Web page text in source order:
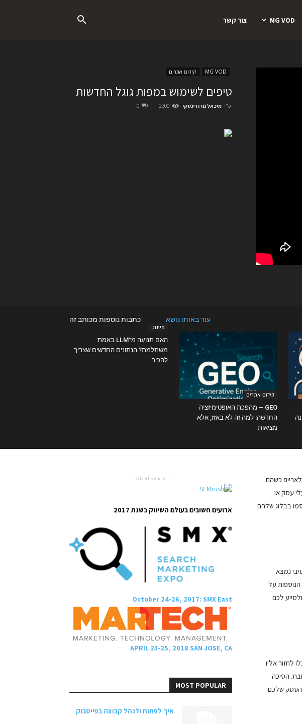
MG VOD צור קשר
MG VOD קידום אתרים
טיפים לשימוש במפות גוגל החדשות
ע"י מיכאל גורודינסקי -
2300
0
עוד באותו נושא כתבות נוספות מכותב זה
קידום אתרים
GEO – מהפכת האופטימיזציה
החדשה: למה זה לא באזז, אלא
מציאות
מיתוג
האם תנועה מ־LLM באמת
משתלמת? הנתונים החדשים שצריך
להכיר
כשהם
עסק או
בבלוג שלהם
נמצא
על
לכם
לחזור אליו
הסיכה
העסק שלכם.
- Advertisement -
ארועים חשובים בעולם השיווק בשנת 2017
October 24-26, 2017: SMX East
APRIL 23-25, 2018 SAN JOSE, CA
MOST POPULAR
איך לפתוח ולנהל קבוצה בפייסבוק